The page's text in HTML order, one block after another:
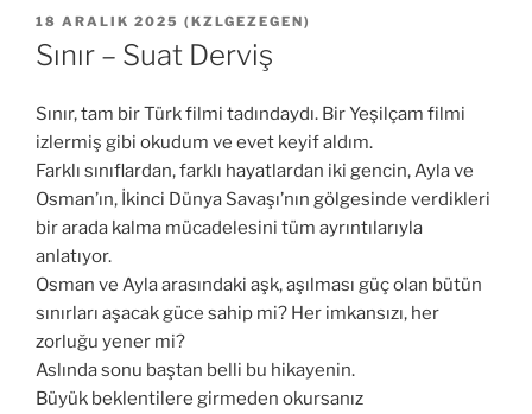
YAYIM
TARIHI
18 ARALIK 2025 ( KZLGEZEGEN)
Sınır – Suat Derviş
Sınır, tam bir Türk filmi tadındaydı. Bir Yeşilçam filmi
izlermiş gibi okudum ve evet keyif aldım.
Farklı sınıflardan, farklı hayatlardan iki gencin, Ayla ve
Osman’ın, İkinci Dünya Savaşı’nın gölgesinde verdikleri
bir arada kalma mücadelesini tüm ayrıntılarıyla
anlatıyor.
Osman ve Ayla arasındaki aşk, aşılması güç olan bütün
sınırları aşacak güce sahip mi? Her imkansızı, her
zorluğu yener mi?
Aslında sonu baştan belli bu hikayenin.
Büyük beklentilere girmeden okursanız